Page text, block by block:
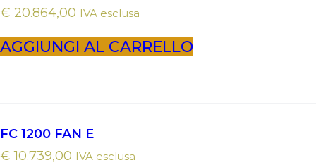
€ 20.864,00 IVA esclusa
AGGIUNGI AL CARRELLO
FC 1200 FAN E
€ 10.739,00 IVA esclusa